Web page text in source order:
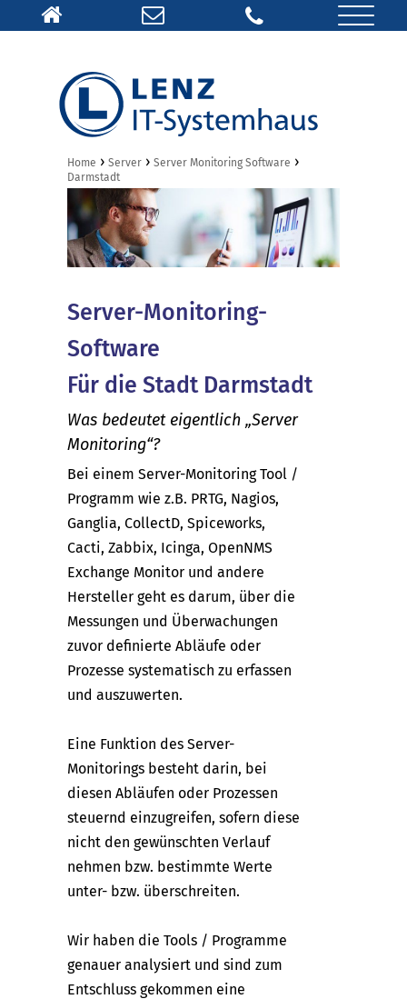
Home › Server › Server Monitoring Software ›
Darmstadt
Server-Monitoring-
Software
Für die Stadt Darmstadt
Was bedeutet eigentlich „Server
Monitoring“?
Bei einem Server-Monitoring Tool /
Programm wie z.B. PRTG, Nagios,
Ganglia, CollectD, Spiceworks,
Cacti, Zabbix, Icinga, OpenNMS
Exchange Monitor und andere
Hersteller geht es darum, über die
Messungen und Überwachungen
zuvor definierte Abläufe oder
Prozesse systematisch zu erfassen
und auszuwerten.
Eine Funktion des Server-
Monitorings besteht darin, bei
diesen Abläufen oder Prozessen
steuernd einzugreifen, sofern diese
nicht den gewünschten Verlauf
nehmen bzw. bestimmte Werte
unter- bzw. überschreiten.
Wir haben die Tools / Programme
genauer analysiert und sind zum
Entschluss gekommen eine